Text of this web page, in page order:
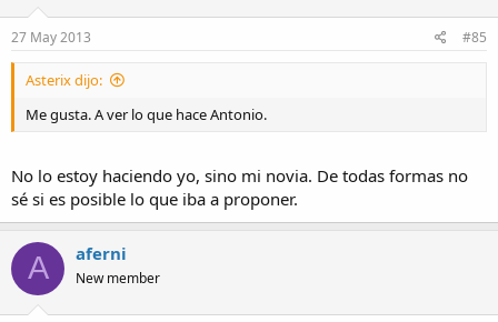
27 May 2013 #85
Asterix dijo:
Me gusta. A ver lo que hace Antonio.
No lo estoy haciendo yo, sino mi novia. De todas formas no
sé si es posible lo que iba a proponer.
A aferni
New member